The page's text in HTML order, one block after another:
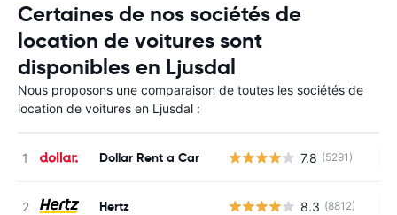
Certaines de nos sociétés de
location de voitures sont
disponibles en Ljusdal
Nous proposons une comparaison de toutes les sociétés de
location de voitures en Ljusdal :
Dollar Rent a Car 7.8 (5291)
Hertz 8.3 (8812)